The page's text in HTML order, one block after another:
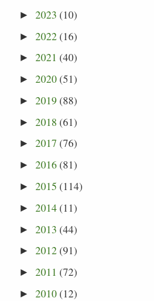
►2023 (10)
►2022(16)
►2021 (40)
►2020(51)
►2019 (88)
►2018 (61)
►2017 (76)
►2016(81)
►2015 (114)
►2014(11)
►2013 (44)
►2012(91)
►2011 (72)
►2010(12)